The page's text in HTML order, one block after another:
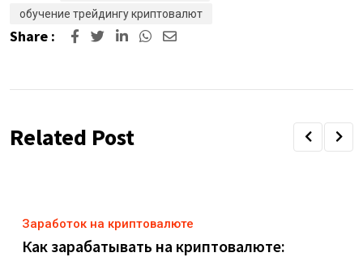
обучение трейдингу криптовалют
Share :
Related Post
Заработок на криптовалюте
Как зарабатывать на криптовалюте: